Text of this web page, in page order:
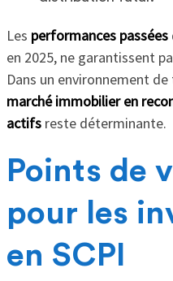
Les performances passées
en 2025, ne garantissent
Dans un environnement
marché immobilier en
actifsreste déterminante.
Points de
pour les
en SCPI